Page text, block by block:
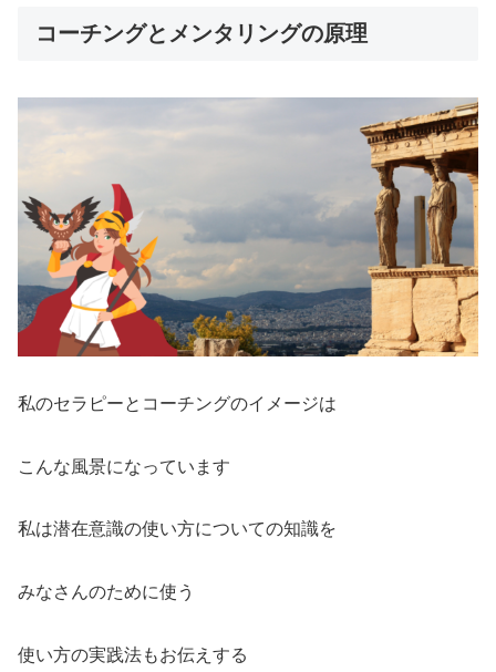
コーチングとメンタリングの原理
私のセラピーとコーチングのイメージは
こんな風景になっています
私は潜在意識の使い方についての知識を
みなさんのために使う
使い方の実践法もお伝えする